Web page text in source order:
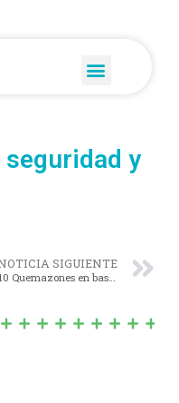
y
SIGUIENTE
615/10 Quemazones en basural